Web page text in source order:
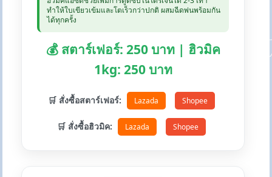
ทำให้ใบเขียวเข้มและโตเร็วกว่าปกติ ผสมฉีดพ่นพร้อมกัน
ได้ทุกครั้ง
💰 สตาร์เฟอร์: 250 บาท | ฮิวมิค
1kg: 250 บาท
🛒 สั่งซื้อสตาร์เฟอร์: Lazada Shopee
🛒 สั่งซื้อฮิวมิค: Lazada Shopee